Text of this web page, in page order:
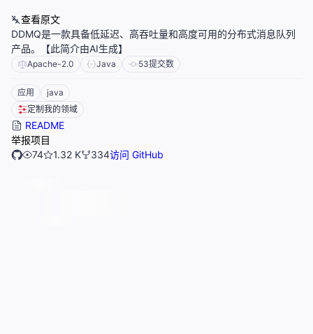
查看原文
DDMQ是一款具备低延迟、高吞吐量和高度可用的分布式消息队列
产品。【此简介由AI生成】
Apache-2.0 Java 53提交数
应用
java
定制我的领域
README
举报项目
74
1.32 K 334访问 GitHub